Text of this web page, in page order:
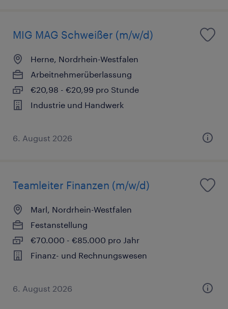
MIG MAG Schweißer (m/w/d)
Herne, Nordrhein-Westfalen
Arbeitnehmerüberlassung
€20,98 - €20,99 pro Stunde
Industrie und Handwerk
6. August 2026
Teamleiter Finanzen (m/w/d)
Marl, Nordrhein-Westfalen
Festanstellung
€70.000 - €85.000 pro Jahr
Finanz- und Rechnungswesen
6. August 2026